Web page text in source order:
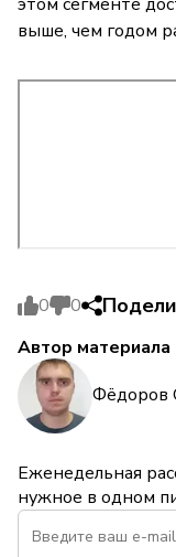
выше, чем годом
0 0
Автор материала
Фёдоров
Еженедельная
нужное в одном